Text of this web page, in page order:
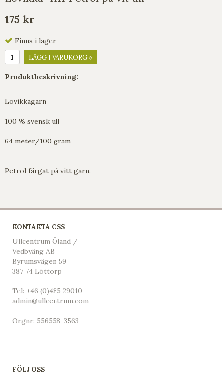
175 kr
Finns i lager
LÄGG I VARUKORG »
Produktbeskrivning:
Lovikkagarn
100 % svensk ull
64 meter/100 gram
Petrol färgat på vitt garn.
KONTAKTA OSS
Ullcentrum Öland /
Vedbyäng AB
Byrumsvägen 59
387 74 Löttorp
Tel: +46 (0)485 29010
admin@ullcentrum.com
Orgnr: 556558-3563
FÖLJ OSS